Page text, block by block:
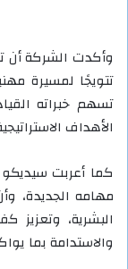
وأكدت الشركة أن
تتويجًا لمسيرة
تسهم خبراته
الأهداف
كما أعربت
مهامه الجديدة،
البشرية، وتعزيز
والاستدامة بما